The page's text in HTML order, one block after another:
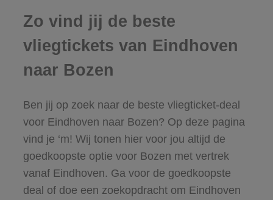
Zo vind jij de beste
vliegtickets van Eindhoven
naar Bozen
Ben jij op zoek naar de beste vliegticket-deal
voor Eindhoven naar Bozen? Op deze pagina
vind je ‘m! Wij tonen hier voor jou altijd de
goedkoopste optie voor Bozen met vertrek
vanaf Eindhoven. Ga voor de goedkoopste
deal of doe een zoekopdracht om Eindhoven